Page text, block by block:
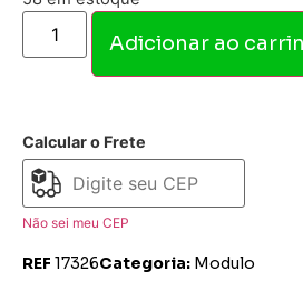
Adicionar ao
Calcular o Frete
Não sei meu CEP
REF 17326Categoria: Modulo